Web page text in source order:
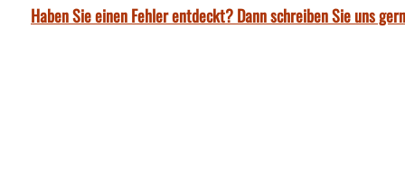
Haben Sie einen Fehler entdeckt? Dann schreiben Sie uns